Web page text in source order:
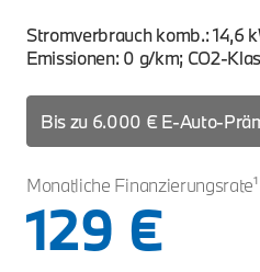
Stromverbrauch komb.: 14,6
Emissionen: 0 g/km; CO2-
Bis zu 6.000 € E-Auto-
Monatliche Finanzierungsrate¹
129 €